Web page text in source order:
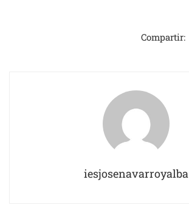
Compartir:
iesjosenavarroyalba